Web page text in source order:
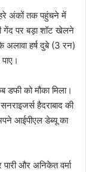
अंकों तक पहुंचने में
गेंद पर बड़ा शॉट खेलने
हर्ष दुबे (3 रन)
को मौका मिला।
हैदराबाद की
आईपीएल डेब्यू का
और अनिकेत वर्मा